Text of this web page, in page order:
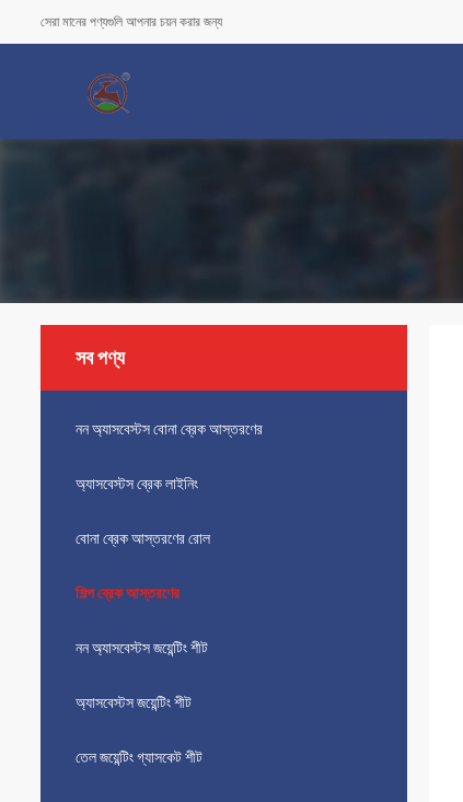
সেরা মানের পণ্যগুলি আপনার চয়ন করার জন্য
সব পণ্য
নন অ্যাসবেস্টস বোনা ব্রেক আস্তরণের
অ্যাসবেস্টস ব্রেক লাইনিং
বোনা ব্রেক আস্তরণের রোল
শিল্প ব্রেক আস্তরণের
নন অ্যাসবেস্টস জয়েন্টিং শীট
অ্যাসবেস্টস জয়েন্টিং শীট
তেল জয়েন্টিং গ্যাসকেট শীট